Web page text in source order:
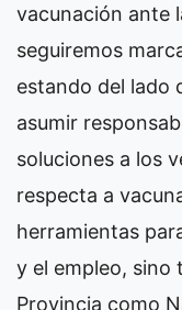
vacunación ante
seguiremos
estando del lado
asumir
soluciones a los
respecta a
herramientas
y el empleo, sino
Provincia como